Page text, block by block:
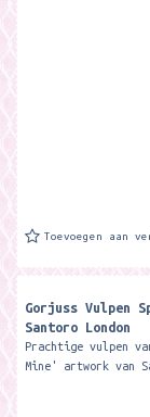
Toevoegen aan
Gorjuss Vulpen
Santoro London
Prachtige vulpen
Mine' artwork van